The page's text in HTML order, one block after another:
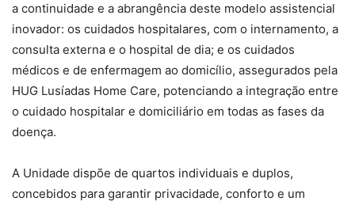
a continuidade e a abrangência deste modelo assistencial
inovador: os cuidados hospitalares, com o internamento, a
consulta externa e o hospital de dia; e os cuidados
médicos e de enfermagem ao domicílio, assegurados pela
HUG Lusíadas Home Care, potenciando a integração entre
o cuidado hospitalar e domiciliário em todas as fases da
doença.
A Unidade dispõe de quartos individuais e duplos,
concebidos para garantir privacidade, conforto e um